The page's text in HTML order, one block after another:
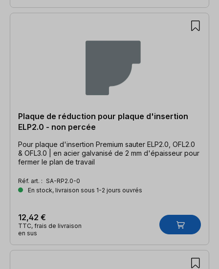
Plaque de réduction pour plaque d'insertion
ELP2.0 - non percée
Pour plaque d'insertion Premium sauter ELP2.0, OFL2.0
& OFL3.0 | en acier galvanisé de 2 mm d'épaisseur pour
fermer le plan de travail
Réf. art. : SA-RP2.0-0
En stock, livraison sous 1-2 jours ouvrés
12,42 €
TTC, frais de livraison
en sus